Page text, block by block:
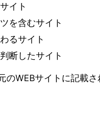
イト
を含むサイト
るサイト
断したサイト
のWEBサイトに記載